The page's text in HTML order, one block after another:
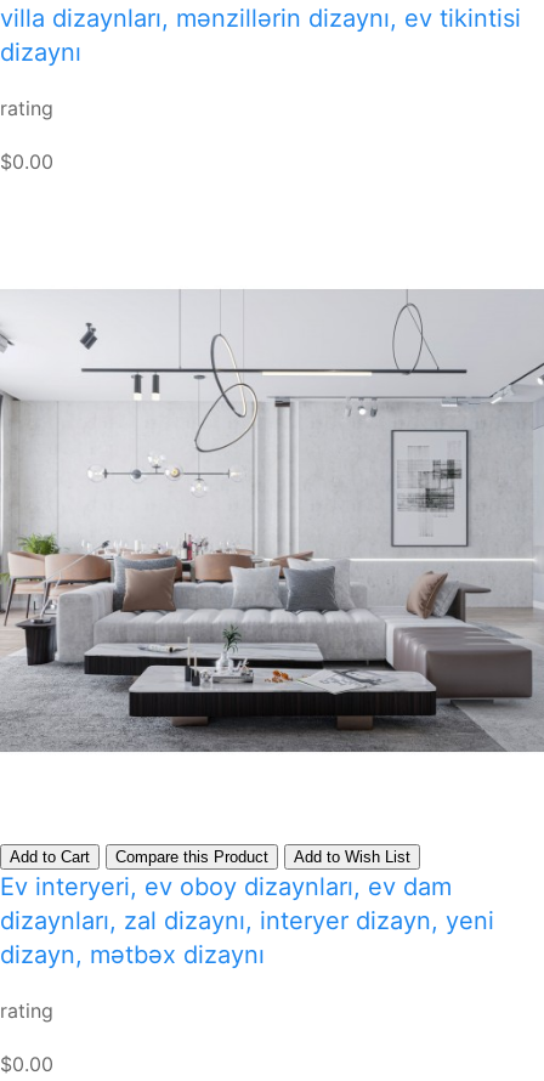
villa dizaynları, mənzillərin dizaynı, ev tikintisi
dizaynı
rating
$0.00
Add to Cart Compare this Product Add to Wish List
Ev interyeri, ev oboy dizaynları, ev dam
dizaynları, zal dizaynı, interyer dizayn, yeni
dizayn, mətbəx dizaynı
rating
$0.00